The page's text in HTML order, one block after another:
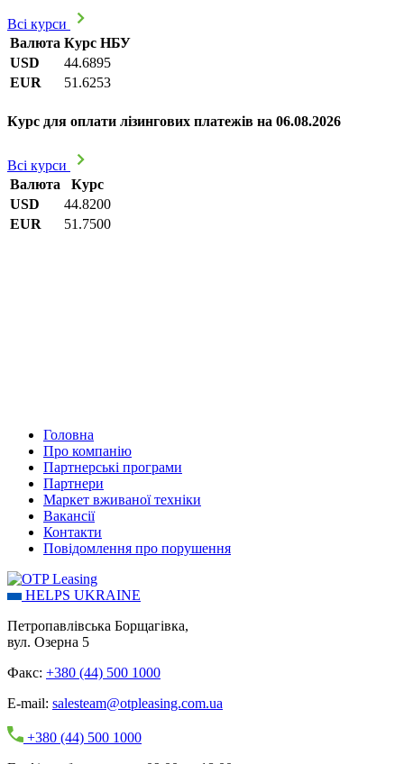
Всі курси
Валюта Курс НБУ
USD
44.6895
EUR
51.6253
Курс для оплати лізингових платежів на 06.08.2026
Всі курси
Валюта
Курс
USD
44.8200
EUR
51.7500
Головна
Про компанію
Партнерські програми
Партнери
Маркет вживаної техніки
Вакансії
Контакти
Повідомлення про порушення
HELPS UKRAINE
Петропавлівська Борщагівка,
вул. Озерна 5
Факс: +380 (44) 500 1000
E-mail: salesteam@otpleasing.com.ua
+380 (44) 500 1000